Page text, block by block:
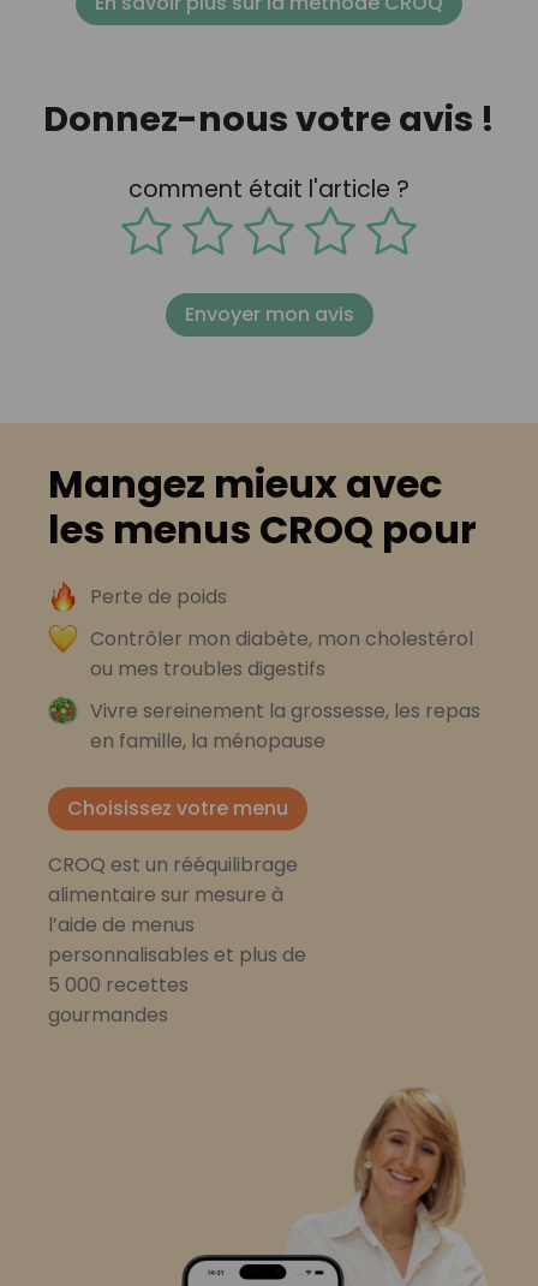
Donnez-nous votre avis !
comment était l'article ?
Envoyer mon avis
Mangez mieux avec
les menus CROQ pour
Perte de poids
Contrôler mon diabète, mon cholestérol
ou mes troubles digestifs
Vivre sereinement la grossesse, les repas
en famille, la ménopause
Choisissez votre menu
CROQ est un rééquilibrage
alimentaire sur mesure à
l’aide de menus
personnalisables et plus de
5 000 recettes
gourmandes